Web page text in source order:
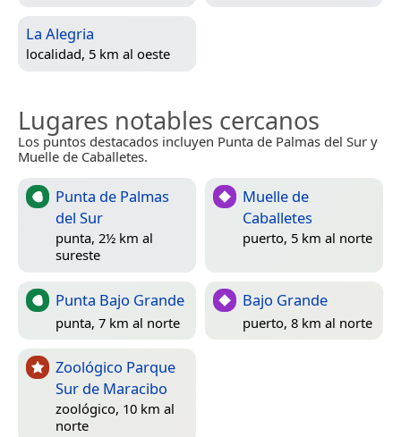
La Alegria
localidad, 5 km al oeste
Lugares notables cercanos
Los puntos destacados incluyen Punta de Palmas del Sur y
Muelle de Caballetes.
Punta de Palmas
del Sur
punta, 2½ km al
sureste
Muelle de
Caballetes
puerto, 5 km al norte
Punta Bajo Grande
punta, 7 km al norte
Bajo Grande
puerto, 8 km al norte
Zoológico Parque
Sur de Maracibo
zoológico, 10 km al
norte